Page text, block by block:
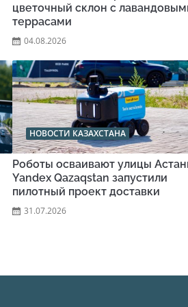
цветочный склон с
террасами
04.08.2026
НОВОСТИ КАЗАХСТАНА
Роботы осваивают улицы
Yandex Qazaqstan запустили
пилотный проект доставки
31.07.2026